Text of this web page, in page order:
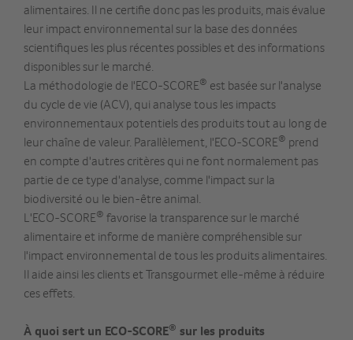
alimentaires. Il ne certifie donc pas les produits, mais évalue
leur impact environnemental sur la base des données
scientifiques les plus récentes possibles et des informations
disponibles sur le marché.
La méthodologie de l'ECO-SCORE® est basée sur l'analyse
du cycle de vie (ACV), qui analyse tous les impacts
environnementaux potentiels des produits tout au long de
leur chaîne de valeur. Parallèlement, l'ECO-SCORE® prend
en compte d'autres critères qui ne font normalement pas
partie de ce type d'analyse, comme l'impact sur la
biodiversité ou le bien-être animal.
L'ECO-SCORE® favorise la transparence sur le marché
alimentaire et informe de manière compréhensible sur
l'impact environnemental de tous les produits alimentaires.
Il aide ainsi les clients et Transgourmet elle-même à réduire
ces effets.
À quoi sert un ECO-SCORE® sur les produits